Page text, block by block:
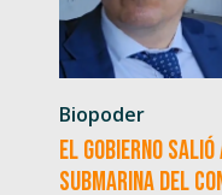
Biopoder
El Gobierno
submarina del